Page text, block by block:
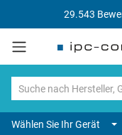
29.543
Wählen Sie Ihr Gerät